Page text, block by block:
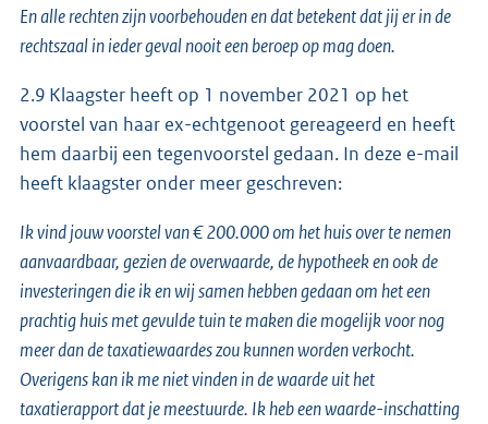
En alle rechten zijn voorbehouden en dat betekent dat jij er in de
rechtszaal in ieder geval nooit een beroep op mag doen.
2.9 Klaagster heeft op 1 november 2021 op het
voorstel van haar ex-echtgenoot gereageerd en heeft
hem daarbij een tegenvoorstel gedaan. In deze e-mail
heeft klaagster onder meer geschreven:
Ik vind jouw voorstel van € 200.000 om het huis over te nemen
aanvaardbaar, gezien de overwaarde, de hypotheek en ook de
investeringen die ik en wij samen hebben gedaan om het een
prachtig huis met gevulde tuin te maken die mogelijk voor nog
meer dan de taxatiewaardes zou kunnen worden verkocht.
Overigens kan ik me niet vinden in de waarde uit het
taxatierapport dat je meestuurde. Ik heb een waarde-inschatting